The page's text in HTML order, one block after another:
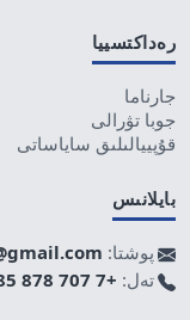
رەداكتسييا
جارناما
جوبا تۋرالى
قۇپييالىلىق ساياساتى
بايلانىس
پوشتا:
تەل: +7 707 878 85 89